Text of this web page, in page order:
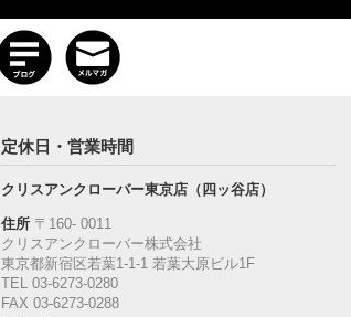
定休日・営業時間
クリスアンクローバー東京店（四ッ谷店）
住所〒160‐ 0011
クリスアンクローバー株式会社
東京都新宿区若葉1‐1-1 若葉大原ビル1F
TEL 03-6273-0280
FAX 03-6273-0288